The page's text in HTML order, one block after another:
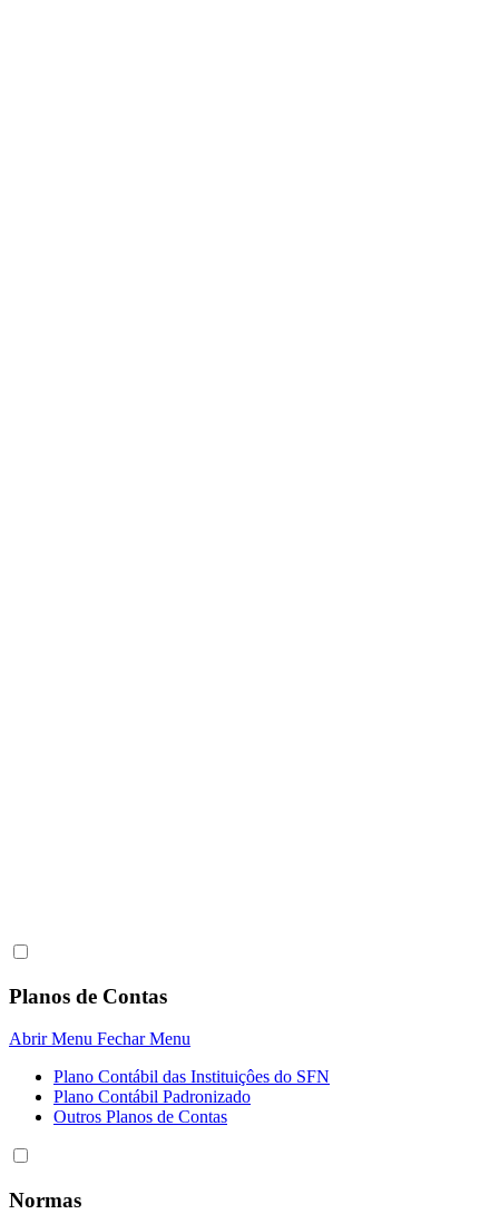
Planos de Contas
Abrir Menu Fechar Menu
Plano Contábil das Instituiçôes do SFN
Plano Contábil Padronizado
Outros Planos de Contas
Normas